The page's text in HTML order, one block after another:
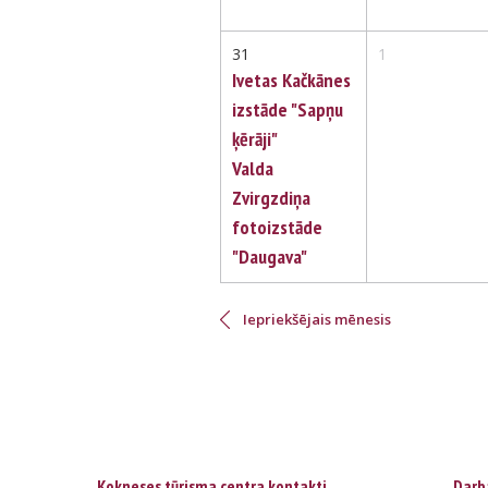
31 1
Ivetas Kačkānes
izstāde "Sapņu
ķērāji"
Valda
Zvirgzdiņa
fotoizstāde
"Daugava"
Iepriekšējais mēnesis